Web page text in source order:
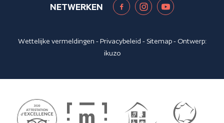
NETWERKEN
Wettelijke vermeldingen -Privacybeleid - Sitemap- Ontwerp:
ikuzo